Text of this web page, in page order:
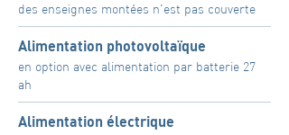
des enseignes montées n'est pas couverte
Alimentation photovoltaïque
en option avec alimentation par batterie 27
ah
Alimentation électrique